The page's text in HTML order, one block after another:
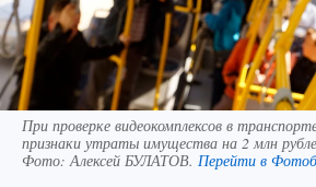
При проверке видеокомплексов в
признаки утраты имущества на 2 млн
Фото: Алексей БУЛАТОВ. Перейти в